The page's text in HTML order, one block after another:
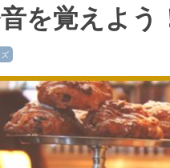
を覚えよう